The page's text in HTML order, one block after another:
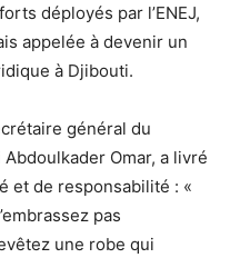
déployés par l’ENEJ,
appelée à devenir un
à Djibouti.
général du
Omar, a livré
et de responsabilité : «
pas
une robe qui